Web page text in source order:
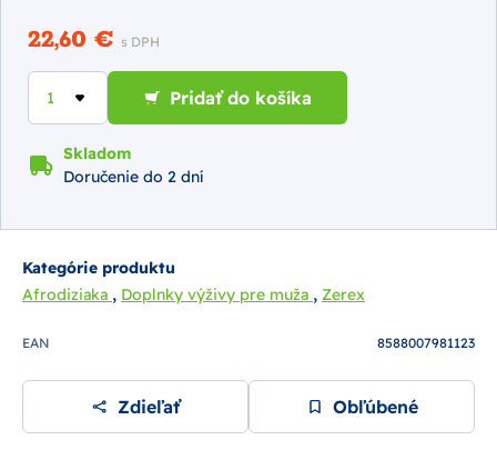
22,60 € s DPH
Pridať do košíka
Skladom
Doručenie do 2 dní
Kategórie produktu
Afrodiziaka , Doplnky výživy pre muža , Zerex
EAN 8588007981123
Zdieľať Obľúbené